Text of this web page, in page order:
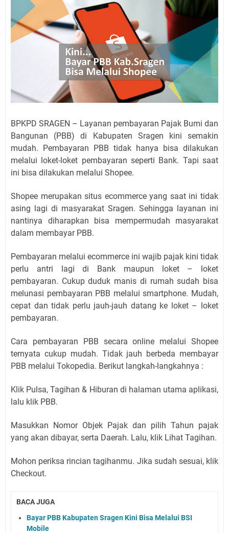
BPKPD SRAGEN – Layanan pembayaran Pajak Bumi dan
Bangunan (PBB) di Kabupaten Sragen kini semakin
mudah. Pembayaran PBB tidak hanya bisa dilakukan
melalui loket-loket pembayaran seperti Bank. Tapi saat
ini bisa dilakukan melalui Shopee.
Shopee merupakan situs ecommerce yang saat ini tidak
asing lagi di masyarakat Sragen. Sehingga layanan ini
nantinya diharapkan bisa mempermudah masyarakat
dalam membayar PBB.
Pembayaran melalui ecommerce ini wajib pajak kini tidak
perlu antri lagi di Bank maupun loket – loket
pembayaran. Cukup duduk manis di rumah sudah bisa
melunasi pembayaran PBB melalui smartphone. Mudah,
cepat dan tidak perlu jauh-jauh datang ke loket – loket
pembayaran.
Cara pembayaran PBB secara online melalui Shopee
ternyata cukup mudah. Tidak jauh berbeda membayar
PBB melalui Tokopedia. Berikut langkah-langkahnya :
Klik Pulsa, Tagihan & Hiburan di halaman utama aplikasi,
lalu klik PBB.
Masukkan Nomor Objek Pajak dan pilih Tahun pajak
yang akan dibayar, serta Daerah. Lalu, klik Lihat Tagihan.
Mohon periksa rincian tagihanmu. Jika sudah sesuai, klik
Checkout.
BACA JUGA
Bayar PBB Kabupaten Sragen Kini Bisa Melalui BSI
Mobile